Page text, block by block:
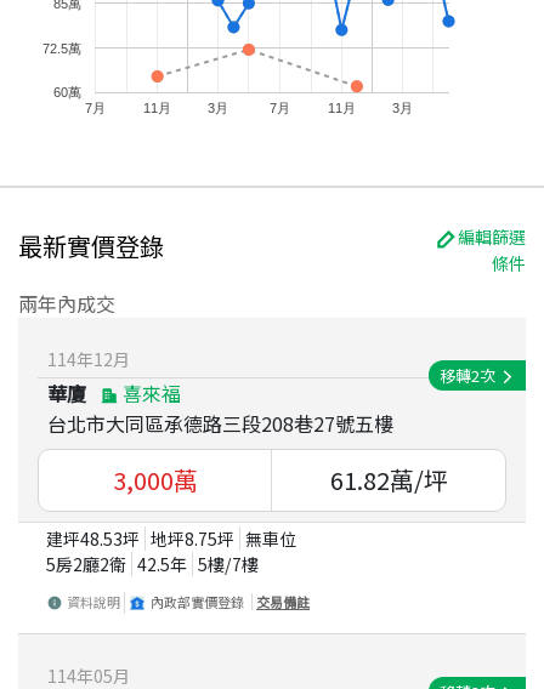
7月 11月 3月 7月 11月 3月
60萬
72.5萬
85萬
最新實價登錄
編輯篩選
條件
兩年內成交
114年12月
華廈
喜來福
台北市大同區承德路三段208巷27號五樓
移轉2次
3,000萬 61.82萬/坪
建坪48.53坪 地坪8.75坪 無車位
5房2廳2衛 42.5年 5樓/7樓
資料說明 內政部實價登錄 交易備註
114年05月